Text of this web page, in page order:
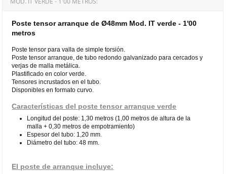
Poste tensor arranque de Ø48mm Mod. IT verde - 1'00
metros
Poste tensor para valla de simple torsión.
Poste tensor arranque, de tubo redondo galvanizado para cercados y
verjas de malla metálica.
Plastificado en color verde.
Tensores incrustados en el tubo.
Disponibles en formato curvo.
Características del poste tensor arranque verde
Longitud del poste: 1,30 metros (1,00 metros de altura de la
malla + 0,30 metros de empotramiento)
Espesor del tubo: 1,20 mm.
Diámetro del tubo: 48 mm.
El poste de arranque incluye: